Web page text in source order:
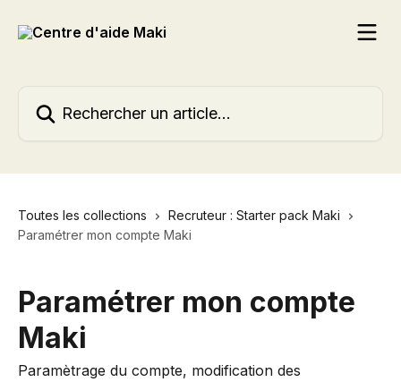
Toutes les collections
Recruteur : Starter pack Maki
Paramétrer mon compte Maki
Paramétrer mon compte
Maki
Paramètrage du compte, modification des